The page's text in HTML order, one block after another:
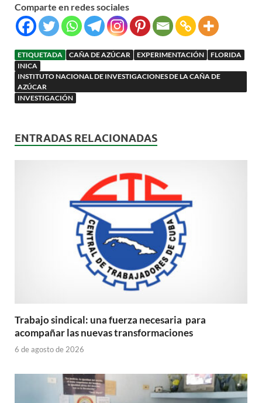
Comparte en redes sociales
ETIQUETADA CAÑA DE AZÚCAR EXPERIMENTACIÓN
FLORIDA
INICA
INSTITUTO NACIONAL DE INVESTIGACIONES DE LA CAÑA DE
AZÚCAR
INVESTIGACIÓN
ENTRADAS RELACIONADAS
Trabajo sindical: una fuerza necesaria para
acompañar las nuevas transformaciones
6 de agosto de 2026